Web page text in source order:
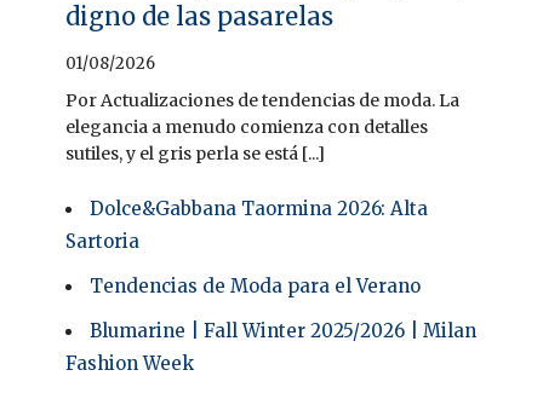
digno de las pasarelas
01/08/2026
Por Actualizaciones de tendencias de moda. La
elegancia a menudo comienza con detalles
sutiles, y el gris perla se está [...]
Dolce&Gabbana Taormina 2026: Alta
Sartoria
Tendencias de Moda para el Verano
Blumarine | Fall Winter 2025/2026 | Milan
Fashion Week